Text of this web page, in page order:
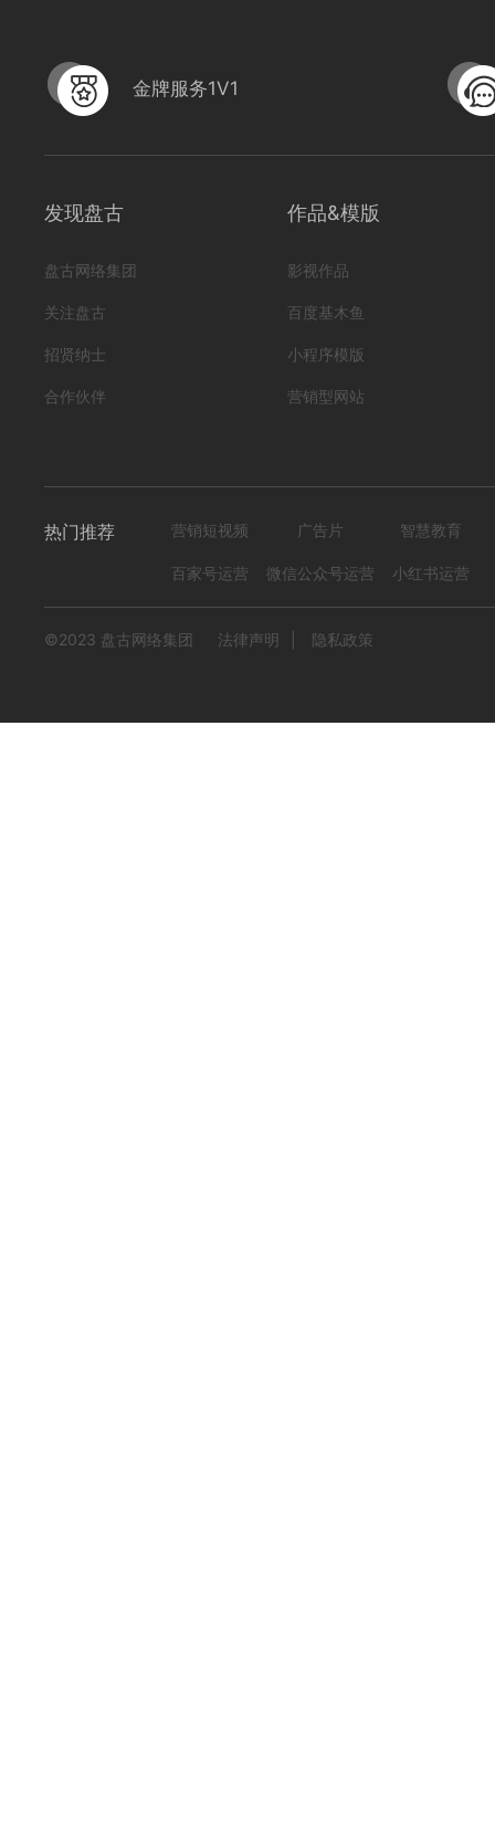
金牌服务1V1
发现盘古
盘古网络集团
关注盘古
招贤纳士
合作伙伴
作品&模版
影视作品
百度基木鱼
小程序模版
营销型网站
热门推荐 营销短视频 广告片 智慧教育
百家号运营 微信公众号运营 小红书运营
©2023 盘古网络集团 法律声明 隐私政策